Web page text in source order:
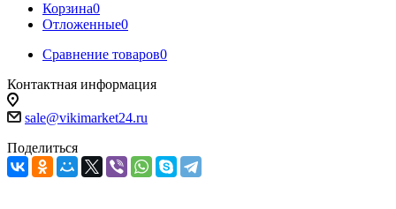
Корзина0
Отложенные0
Сравнение товаров0
Контактная информация
sale@vikimarket24.ru
Поделиться